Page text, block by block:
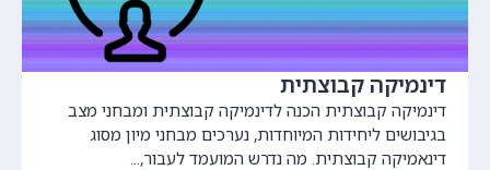
דינמיקה קבוצתית
דינמיקה קבוצתית הכנה לדינמיקה קבוצתית ומבחני מצב
בגיבושים ליחידות המיוחדות, נערכים מבחני מיון מסוג
דינאמיקה קבוצתית. מה נדרש המועמד לעבור,...